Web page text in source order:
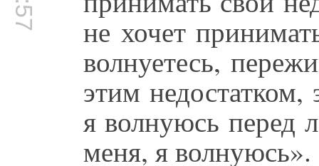
не хочет
волнуетесь,
этим недостатком,
я волнуюсь перед
меня, я волнуюсь».